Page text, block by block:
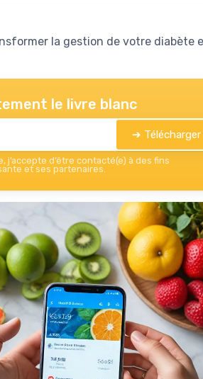
la gestion de votre diabète
le livre blanc
➔ Télécharger
j’accepte d’être contacté(e) à des fins
et ses partenaires.